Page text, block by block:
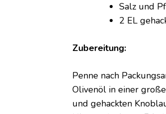
Salz und
2 EL
Zubereitung:
Penne nach
Olivenöl in einer
und gehackten